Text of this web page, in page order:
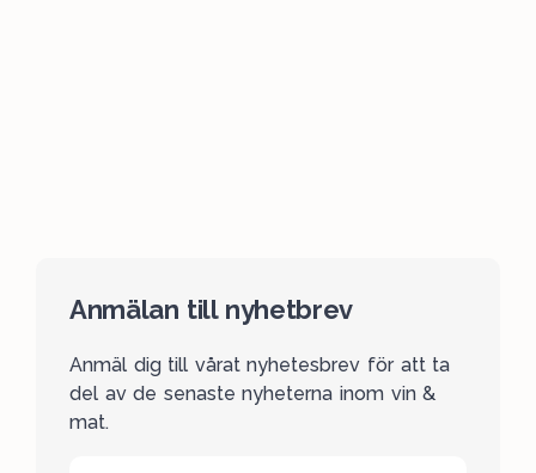
Anmälan till nyhetbrev
Anmäl dig till vårat nyhetesbrev för att ta
del av de senaste nyheterna inom vin &
mat.